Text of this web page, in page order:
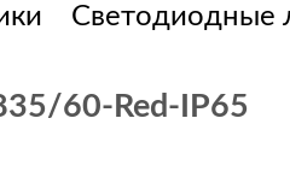
Светодиодные
60-Red-IP65